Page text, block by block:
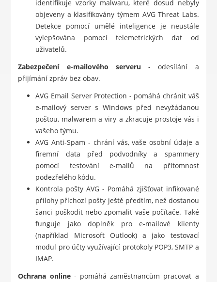
identifikuje vzorky malwaru, které dosud nebyly
objeveny a klasifikovány týmem AVG Threat Labs.
Detekce pomocí umělé inteligence je neustále
vylepšována pomocí telemetrických dat od
uživatelů.
Zabezpečení e-mailového serveru - odesílání a
přijímání zpráv bez obav.
AVG Email Server Protection - pomáhá chránit váš
e-mailový server s Windows před nevyžádanou
poštou, malwarem a viry a zkracuje prostoje vás i
vašeho týmu.
AVG Anti-Spam - chrání vás, vaše osobní údaje a
firemní data před podvodníky a spammery
pomocí testování e-mailů na přítomnost
podezřelého kódu.
Kontrola pošty AVG - Pomáhá zjišťovat infikované
přílohy příchozí pošty ještě předtím, než dostanou
šanci poškodit nebo zpomalit vaše počítače. Také
funguje jako doplněk pro e-mailové klienty
(například Microsoft Outlook) a jako testovací
modul pro účty využívající protokoly POP3, SMTP a
IMAP.
Ochrana online- pomáhá zaměstnancům pracovat a